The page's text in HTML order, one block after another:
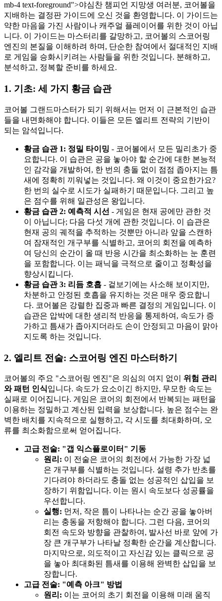
mb-4 text-foreground">야심찬 챔피언 지망생 여러분, 코어볼을
지배하는 결정판 가이드에 오신 것을 환영합니다. 이 가이드는
약한 마음을 가진 사람이나 캐주얼 플레이어를 위한 것이 아닙
니다. 이 가이드는 마스터리를 갈망하고, 코어볼의 스코어링
엔진의 본질을 이해하려 하며, 단순한 참여에서 절대적인 지배
로 게임을 승화시키려는 사람들을 위한 것입니다. 분해하고,
분석하고, 정복할 준비를 하세요.
1. 기초: 세 가지 황금 습관
코어볼 그랜드마스터가 되기 위해서는 먼저 이 근본적인 습관
들을 내면화해야 합니다. 이들은 모든 엘리트 전략의 기반이
되는 암석입니다.
황금 습관 1: 정밀 타이밍 - 코어볼에서 모든 밀리초가 중
요합니다. 이 습관은 공을 놓아야 할 순간에 대한 본능적
인 감각을 개발하여, 한 번의 충돌 없이 점점 좁아지는 틈
새에 정확히 끼워넣는 것입니다. 왜 이것이 중요한가요?
한 번의 실수로 시도가 실패하기 때문입니다. 그리고 높
은 점수를 위해 일관성은 왕입니다.
황금 습관 2: 예측적 시선 - 게임은 현재 공에만 관한 것
이 아닙니다; 다음 다섯 개에 관한 것입니다. 이 습관은
현재 공의 궤적을 추적하는 것뿐만 아니라 앞을 스캔하
여 잠재적인 개구부를 식별하고, 코어의 회전을 예측하
여 당신의 순간이 올 때 반응 시간을 최소화하는 눈 훈련
을 포함합니다. 이는 패닉을 극적으로 줄이고 정확성을
향상시킵니다.
황금 습관 3: 리듬 호흡 - 겉보기에는 사소해 보이지만,
차분하고 안정된 호흡을 유지하는 것은 매우 중요합니
다. 코어볼은 강렬한 집중과 빠른 결정의 게임입니다. 이
습관은 압박에 대한 생리적 반응을 통제하여, 속도가 증
가하고 틈새가 좁아지더라도 손이 안정되고 마음이 맑아
지도록 하는 것입니다.
2. 엘리트 전술: 스코어링 엔진 마스터하기
코어볼의 주요 "스코어링 엔진"은 의심의 여지 없이 위험 관리
와 패턴 인식입니다. 속도가 요소이긴 하지만, 무모한 속도는
실패로 이어집니다. 게임은 코어의 회전에서 반복되는 패턴을
이용하는 정밀하고 계산된 입력을 보상합니다. 높은 점수는 완
벽한 배치를 지속적으로 실행하고, 각 시도를 최대화하며, 오
류를 최소화함으로써 얻어집니다.
고급 전술: "갭 익스플로이터" 기동
원리: 이 전술은 코어의 회전에서 가능한 가장 넓
은 개구부를 식별하는 것입니다. 설령 추가 반초를
기다려야 하더라도 충돌 없는 성공적인 삽입을 보
장하기 위함입니다. 이는 원시 속도보다 성공률을
우선합니다.
실행: 먼저, 작은 틈이 나타나는 순간 공을 놓아버
리는 충동을 저항해야 합니다. 그런 다음, 코어의
회전 속도와 방향을 관찰하여, 발사선 바로 앞에 가
장 큰 개구부가 나타날 정확한 순간을 계산합니다.
마지막으로, 의도적이고 자신감 있는 클릭으로 공
을 놓아 최대화된 틈새를 이용해 완벽한 삽입을 보
장합니다.
고급 전술: "예측 아크" 방법
원리: 이는 코어의 초기 회전을 이용해 미래 움직